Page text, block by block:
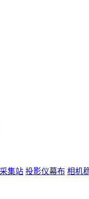
集站 投影仪幕布 相机